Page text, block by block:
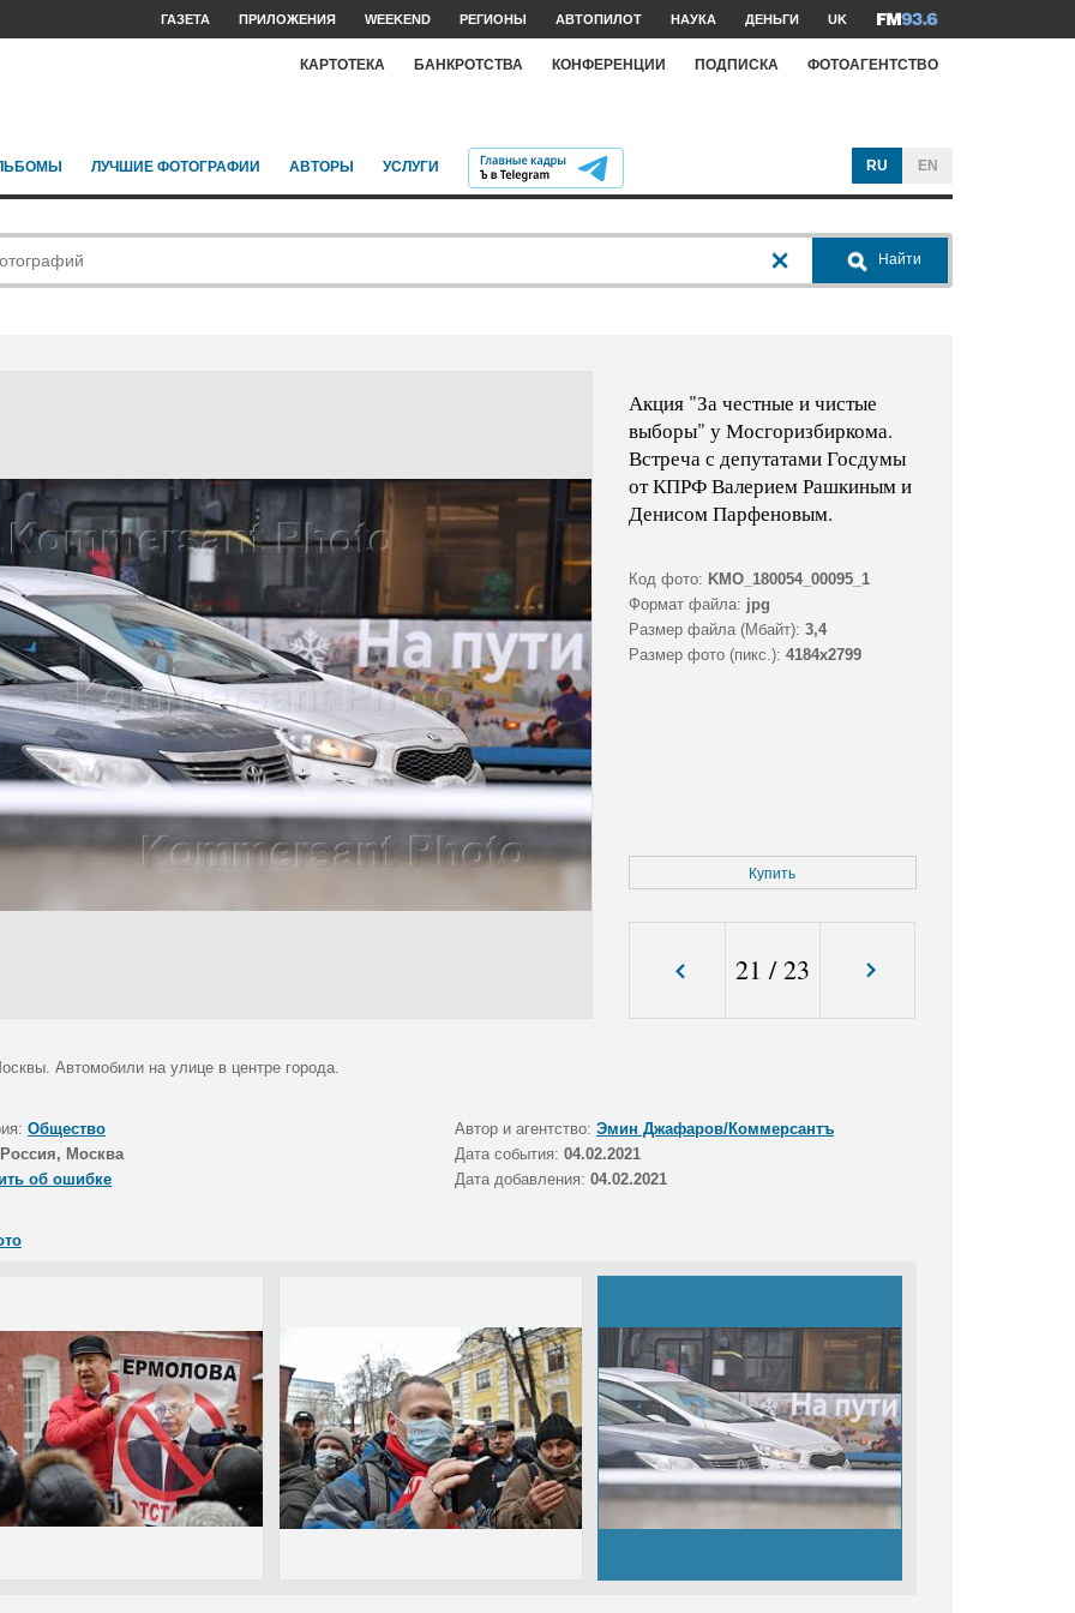
ГАЗЕТА ПРИЛОЖЕНИЯ WEEKEND РЕГИОНЫ АВТОПИЛОТ НАУКА ДЕНЬГИ UK
КАРТОТЕКА БАНКРОТСТВА КОНФЕРЕНЦИИ ПОДПИСКА ФОТОАГЕНТСТВО
ЛУЧШИЕ ФОТОГРАФИИ АВТОРЫ УСЛУГИ RU EN
Найти
Акция "За честные и чистые
выборы" у Мосгоризбиркома.
Встреча с депутатами Госдумы
от КПРФ Валерием Рашкиным и
Денисом Парфеновым.
Код фото: KMO_180054_00095_1
Формат файла: jpg
Размер файла (Мбайт): 3,4
Размер фото (пикс.): 4184x2799
Купить
21 /23
Автомобили на улице в центре города.
Общество Автор и агентство: Эмин Джафаров/Коммерсантъ
Россия, Москва Дата события: 04.02.2021
об ошибке
Дата добавления: 04.02.2021